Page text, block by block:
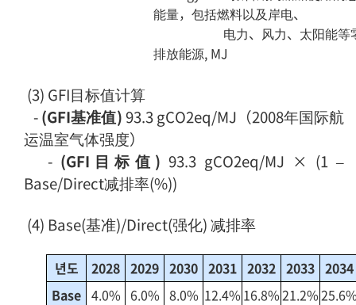
能量，包括燃料以及岸电、
电力、风力、太阳能等
排放能源, MJ
(3) GFI目标值计算
-(GFI基准值)93.3 gCO2eq/MJ（2008年国际航
运温室气体强度）
- (GFI目标值) 93.3 gCO2eq/MJ × (1 –
Base/Direct减排率(%))
(4) Base(基准)/Direct(强化) 减排率
년도 2028 2029 2030 2031 2032 2033 2034
Base 4.0% 6.0% 8.0% 12.4% 16.8%21.2%